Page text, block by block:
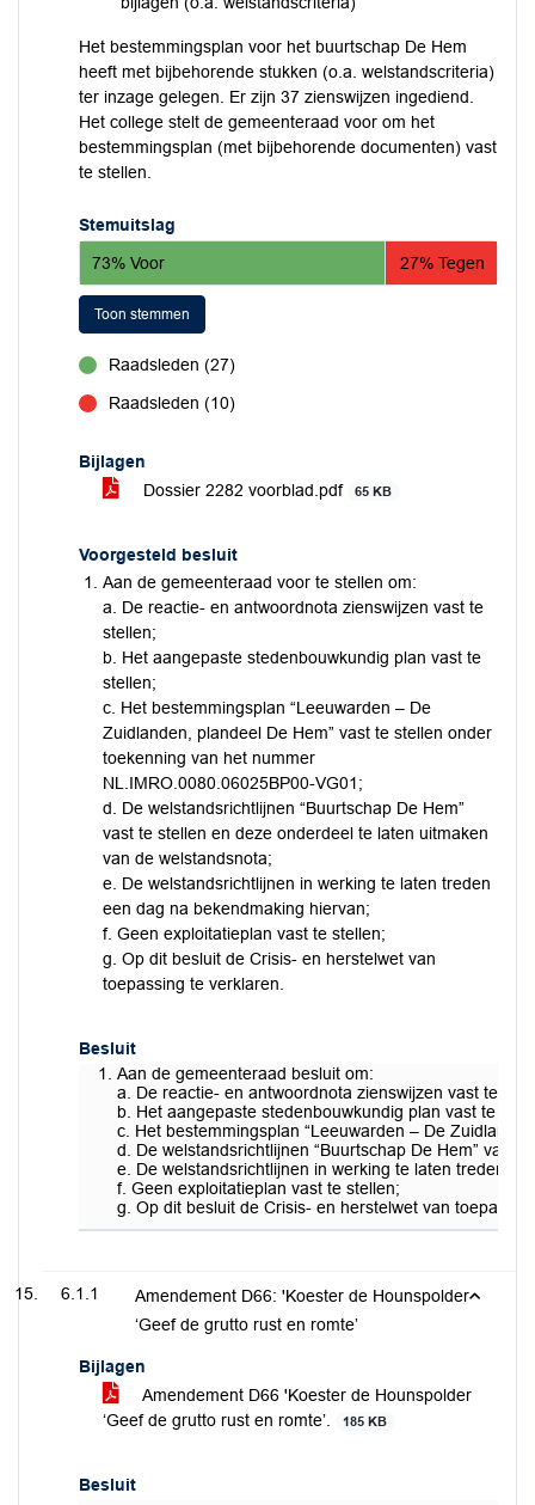
Het bestemmingsplan voor het buurtschap De Hem
heeft met bijbehorende stukken (o.a. welstandscriteria)
ter inzage gelegen. Er zijn 37 zienswijzen ingediend.
Het college stelt de gemeenteraad voor om het
bestemmingsplan (met bijbehorende documenten) vast
te stellen.
Stemuitslag
73% Voor
27% Tegen
Toon stemmen
Raadsleden (27)
Raadsleden (10)
Bijlagen
Dossier 2282 voorblad.pdf
65 KB
Voorgesteld besluit
Aan de gemeenteraad voor te stellen om:
a. De reactie- en antwoordnota zienswijzen vast te
stellen;
b. Het aangepaste stedenbouwkundig plan vast te
stellen;
c. Het bestemmingsplan “Leeuwarden – De
Zuidlanden, plandeel De Hem” vast te stellen onder
toekenning van het nummer
NL.IMRO.0080.06025BP00-VG01;
d. De welstandsrichtlijnen “Buurtschap De Hem”
vast te stellen en deze onderdeel te laten uitmaken
van de welstandsnota;
e. De welstandsrichtlijnen in werking te laten treden
een dag na bekendmaking hiervan;
f. Geen exploitatieplan vast te stellen;
g. Op dit besluit de Crisis- en herstelwet van
toepassing te verklaren.
Besluit
Aan de gemeenteraad besluit om:
a. De reactie- en antwoordnota zienswijzen vast te
b. Het aangepaste stedenbouwkundig plan vast te
c. Het bestemmingsplan “Leeuwarden – De
d. De welstandsrichtlijnen “Buurtschap De Hem” vast
e. De welstandsrichtlijnen in werking te laten treden
f. Geen exploitatieplan vast te stellen;
g. Op dit besluit de Crisis- en herstelwet van
6.1.1
Amendement D66: 'Koester de Hounspolder
‘Geef de grutto rust en romte’
Bijlagen
Amendement D66 'Koester de Hounspolder
‘Geef de grutto rust en romte’.
185 KB
Besluit